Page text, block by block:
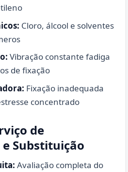
Cloro, álcool e solventes
Vibração constante fadiga
de fixação
Fixação inadequada
concentrado
de
Substituição
Avaliação completa do